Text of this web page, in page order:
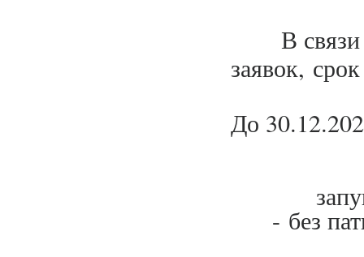
В
заявок,
До
- без